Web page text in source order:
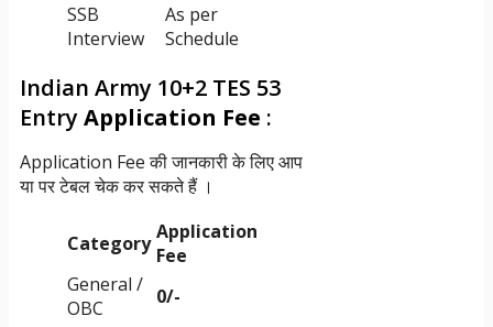
SSB
Interview
As per
Schedule
Indian Army 10+2 TES 53
EntryApplication Fee :
Application Fee की जानकारी के लिए आप
या पर टेबल चेक कर सकते हैं ।
Category Application
Fee
General /
OBC
0/-